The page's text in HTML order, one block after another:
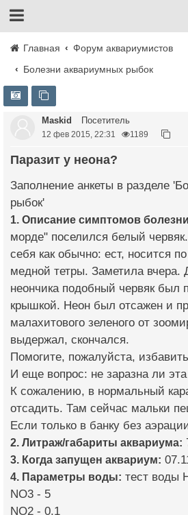
Главная
Форум аквариумистов
Болезни аквариумных рыбок
Maskid Посетитель
12 фев 2015, 22:31 1189
Паразит у неона?
Заполнение анкеты в разделе
рыбок'
1. Описание симптомов
морде" поселился белый
себя как обычно: ест, носится
медной тетры. Заметила вчера.
неончика подобный червяк был
крышкой. Неон был отсажен и
малахитового зеленого от
выдержал, скончался.
Помогите, пожалуйста,
И еще вопрос: не заразна ли эта
К сожалению, в нормальный
отсадить. Там сейчас мальки
Если только в банку без
2. Литраж/габариты аквариума:
3. Когда запущен аквариум:
4. Параметры воды: тест воды
NO3 - 5
NO2 - 0.1